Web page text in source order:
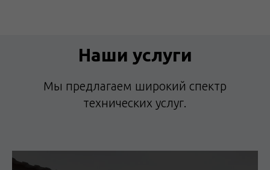
Наши услуги
Мы предлагаем широкий спектр
технических услуг.